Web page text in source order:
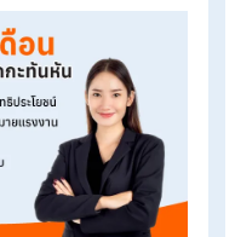
งเข้ามาทำหน้าที่แทนชั่วคราว
จบริหารจัดการได้ไม่เต็ม
อน ทางออกของ
นหัน